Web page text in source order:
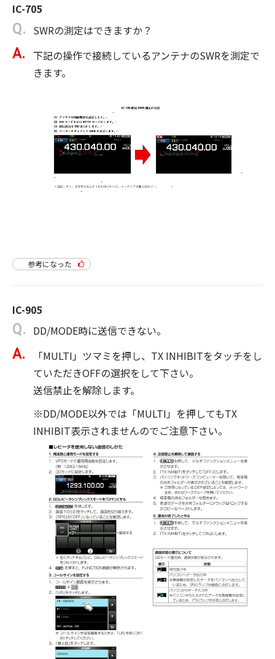
IC-705
SWRの測定はできますか？
下記の操作で接続しているアンテナのSWRを測定で
きます。
参考になった
IC-905
DD/MODE時に送信できない。
「MULTI」ツマミを押し、TX INHIBITをタッチをし
ていただきOFFの選択をして下さい。
送信禁止を解除します。
※DD/MODE以外では「MULTI」を押してもTX
INHIBIT表示されませんのでご注意下さい。